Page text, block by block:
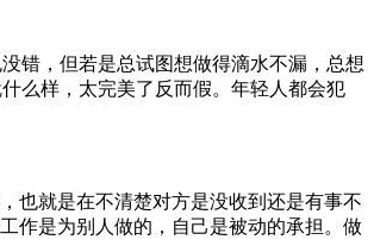
错，但若是总试图想做得滴水不漏，总想
么样，太完美了反而假。年轻人都会犯
也就是在不清楚对方是没收到还是有事不
作是为别人做的，自己是被动的承担。做